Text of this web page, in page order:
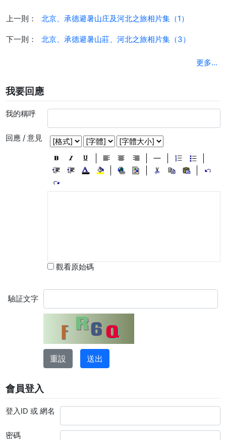
上一則： 北京、承德避暑山庄及河北之旅相片集（1）
下一則： 北京、承德避暑山莊、河北之旅相片集（3）
更多...
我要回應
我的稱呼
回應 / 意見
觀看原始碼
驗証文字
會員登入
登入ID 或 網名
密碼